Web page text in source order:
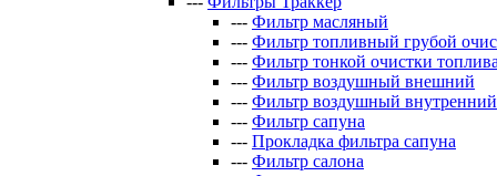
--- Фильтр масляный
--- Фильтр топливный грубой
--- Фильтр тонкой очистки топлива
--- Фильтр воздушный внешний
--- Фильтр воздушный внутренний
--- Фильтр сапуна
--- Прокладка фильтра сапуна
--- Фильтр салона